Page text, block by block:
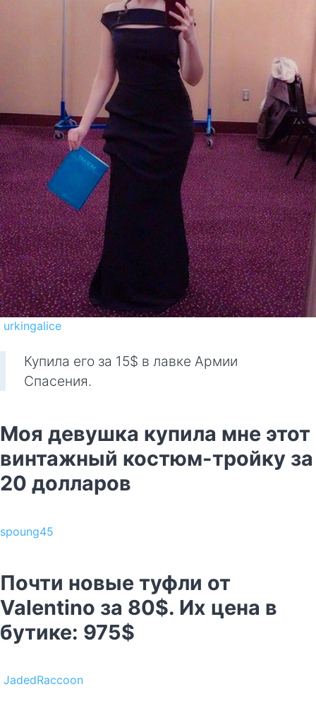
urkingalice
Купила его за 15$ в лавке Армии
Спасения.
Моя девушка купила мне этот
винтажный костюм-тройку за
20 долларов
spoung45
Почти новые туфли от
Valentino за 80$. Их цена в
бутике: 975$
JadedRaccoon